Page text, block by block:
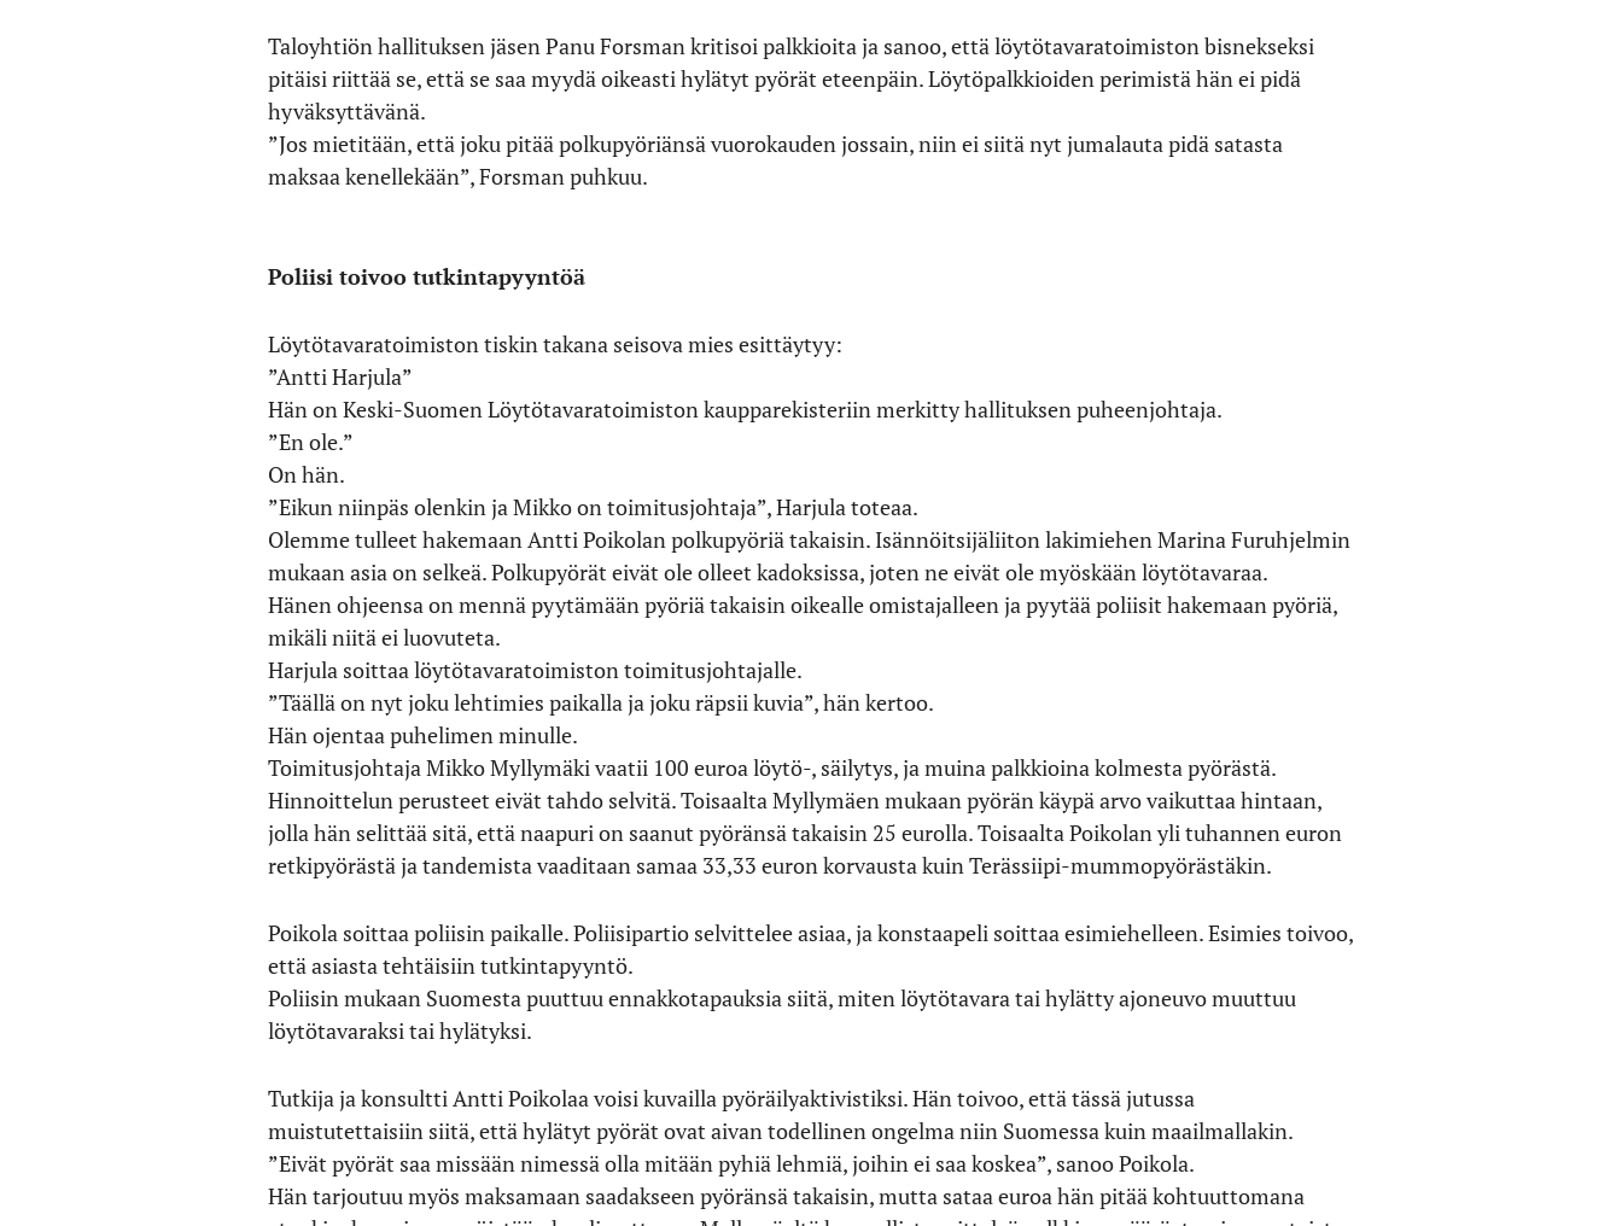
Taloyhtiön hallituksen jäsen Panu Forsman kritisoi palkkioita ja sanoo, että löytötavaratoimiston bisnekseksi
pitäisi riittää se, että se saa myydä oikeasti hylätyt pyörät eteenpäin. Löytöpalkkioiden perimistä hän ei pidä
hyväksyttävänä.
”Jos mietitään, että joku pitää polkupyöriänsä vuorokauden jossain, niin ei siitä nyt jumalauta pidä satasta
maksaa kenellekään”, Forsman puhkuu.
Poliisi toivoo tutkintapyyntöä
Löytötavaratoimiston tiskin takana seisova mies esittäytyy:
”Antti Harjula”
Hän on Keski-Suomen Löytötavaratoimiston kaupparekisteriin merkitty hallituksen puheenjohtaja.
”En ole.”
On hän.
”Eikun niinpäs olenkin ja Mikko on toimitusjohtaja”, Harjula toteaa.
Olemme tulleet hakemaan Antti Poikolan polkupyöriä takaisin. Isännöitsijäliiton lakimiehen Marina Furuhjelmin
mukaan asia on selkeä. Polkupyörät eivät ole olleet kadoksissa, joten ne eivät ole myöskään löytötavaraa.
Hänen ohjeensa on mennä pyytämään pyöriä takaisin oikealle omistajalleen ja pyytää poliisit hakemaan pyöriä,
mikäli niitä ei luovuteta.
Harjula soittaa löytötavaratoimiston toimitusjohtajalle.
”Täällä on nyt joku lehtimies paikalla ja joku räpsii kuvia”, hän kertoo.
Hän ojentaa puhelimen minulle.
Toimitusjohtaja Mikko Myllymäki vaatii 100 euroa löytö-, säilytys, ja muina palkkioina kolmesta pyörästä.
Hinnoittelun perusteet eivät tahdo selvitä. Toisaalta Myllymäen mukaan pyörän käypä arvo vaikuttaa hintaan,
jolla hän selittää sitä, että naapuri on saanut pyöränsä takaisin 25 eurolla. Toisaalta Poikolan yli tuhannen euron
retkipyörästä ja tandemista vaaditaan samaa 33,33 euron korvausta kuin Terässiipi-mummopyörästäkin.
Poikola soittaa poliisin paikalle. Poliisipartio selvittelee asiaa, ja konstaapeli soittaa esimiehelleen. Esimies toivoo,
että asiasta tehtäisiin tutkintapyyntö.
Poliisin mukaan Suomesta puuttuu ennakkotapauksia siitä, miten löytötavara tai hylätty ajoneuvo muuttuu
löytötavaraksi tai hylätyksi.
Tutkija ja konsultti Antti Poikolaa voisi kuvailla pyöräilyaktivistiksi. Hän toivoo, että tässä jutussa
muistutettaisiin siitä, että hylätyt pyörät ovat aivan todellinen ongelma niin Suomessa kuin maailmallakin.
”Eivät pyörät saa missään nimessä olla mitään pyhiä lehmiä, joihin ei saa koskea”, sanoo Poikola.
Hän tarjoutuu myös maksamaan saadakseen pyöränsä takaisin, mutta sataa euroa hän pitää kohtuuttomana